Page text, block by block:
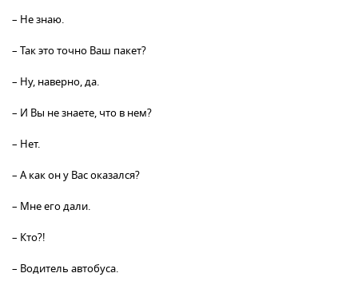
– Не знаю.
– Так это точно Ваш пакет?
– Ну, наверно, да.
– И Вы не знаете, что в нем?
– Нет.
– А как он у Вас оказался?
– Мне его дали.
– Кто?!
– Водитель автобуса.